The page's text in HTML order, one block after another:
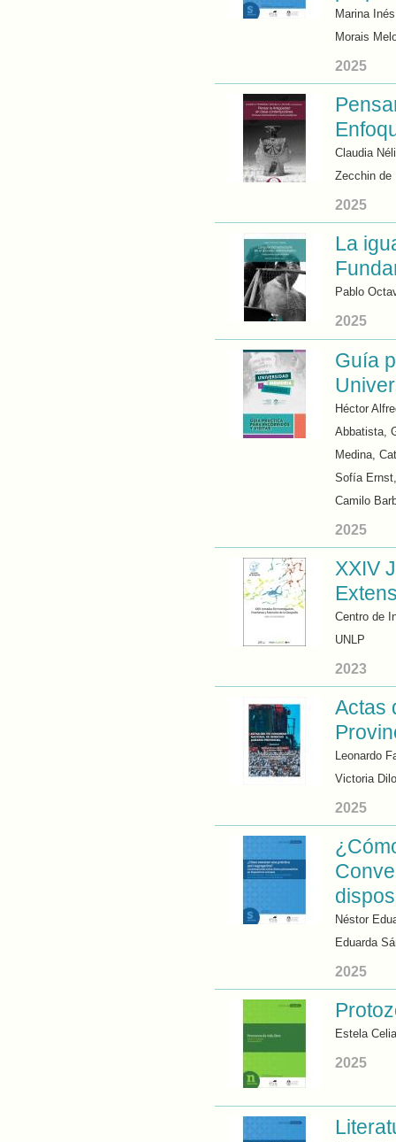
Marina
Morais
2025
Claudia
Zecchin de
2025
La
Pablo
2025
Guía
Héctor
Abbatista,
Medina,
Sofía
Camilo
2025
XXIV
Centro de
UNLP
2023
Actas
Leonardo
Victoria
2025
Néstor
Eduarda
2025
Estela
2025